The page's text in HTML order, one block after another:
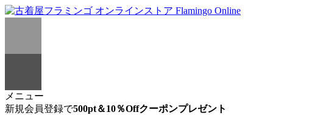
メニュー
新規会員登録で500pt＆10％Offクーポンプレゼント